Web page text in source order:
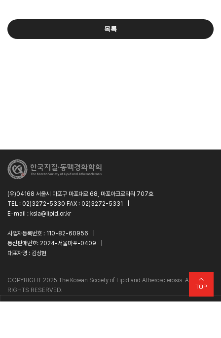
목록
(우)04168 서울시 마포구 마포대로 68, 마포아크로타워 707호
TEL : 02)3272-5330 FAX : 02)3272-5331
E-mail : ksla@lipid.or.kr
사업자등록번호 : 110-82-60956
통신판매번호: 2024-서울마포-0409
대표자명 : 김상현
CO PYRIGHT 2025 The Korean Society of Lipid and Atherosclerosis. All
RIGHTS RESERVED.
TOP